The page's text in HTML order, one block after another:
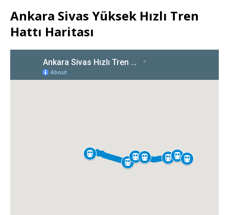
Ankara Sivas Yüksek Hızlı Tren
Hattı Haritası